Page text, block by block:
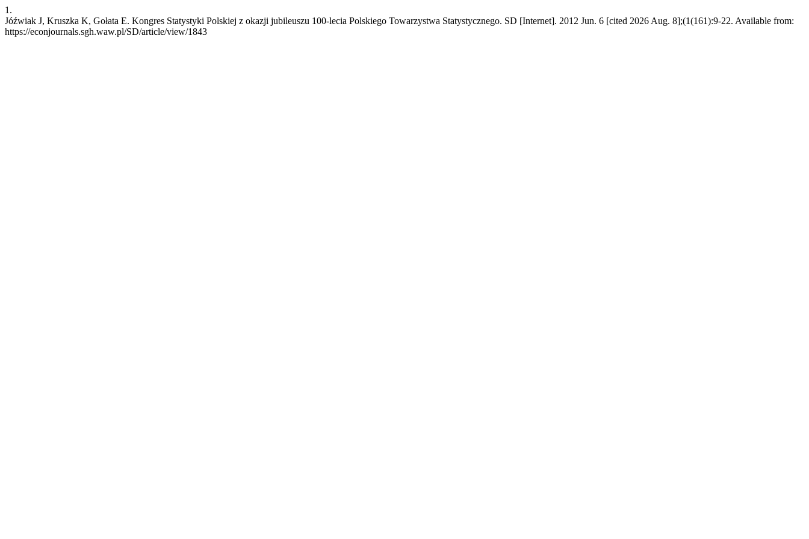
1.
Jóźwiak J, Kruszka K, Gołata E. Kongres Statystyki Polskiej z okazji jubileuszu 100-lecia Polskiego Towarzystwa Statystycznego. SD [Internet]. 2012 Jun. 6 [cited 2026 Aug. 8];(1(161):9-22. Available from:
https://econjournals.sgh.waw.pl/SD/article/view/1843